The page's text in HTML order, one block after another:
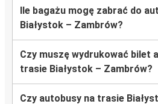
Ile bagażu mogę zabrać do
Białystok – Zambrów?
Czy muszę wydrukować bilet
trasie Białystok – Zambrów?
Czy autobusy na trasie